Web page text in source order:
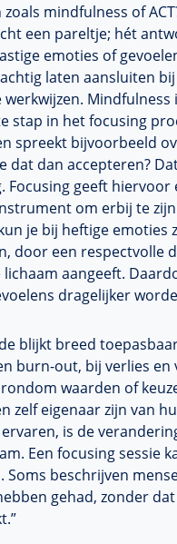
mindfulness of
een pareltje; hét
emoties of
laten aansluiten
Mindfulness
stap in het focusing
spreekt bijvoorbeeld
dat dan accepteren?
Focusing geeft hiervoor
om erbij te
je bij heftige emoties
door een respectvolle
lichaam aangeeft.
dragelijker
blijkt breed
burn-out, bij verlies
waarden of
zelf eigenaar zijn van
is de
Een focusing sessie
Soms beschrijven
gehad, zonder